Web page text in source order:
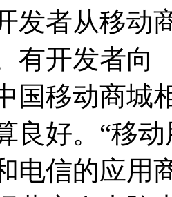
发者从移动
有开发者向
国移动商城
良好。“移
电信的应用